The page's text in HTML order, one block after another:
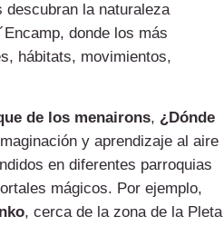
la naturaleza
donde los más
hábitats, movimientos,
de los menairons, ¿Dónde
y aprendizaje al aire
en diferentes parroquias
mágicos. Por ejemplo,
, cerca de la zona de la Pleta